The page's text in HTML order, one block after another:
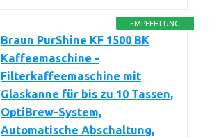
EMPFEHLUNG
Braun PurShine KF 1500 BK
Kaffeemaschine -
Filterkaffeemaschine mit
Glaskanne für bis zu 10 Tassen,
OptiBrew-System,
Automatische Abschaltung,